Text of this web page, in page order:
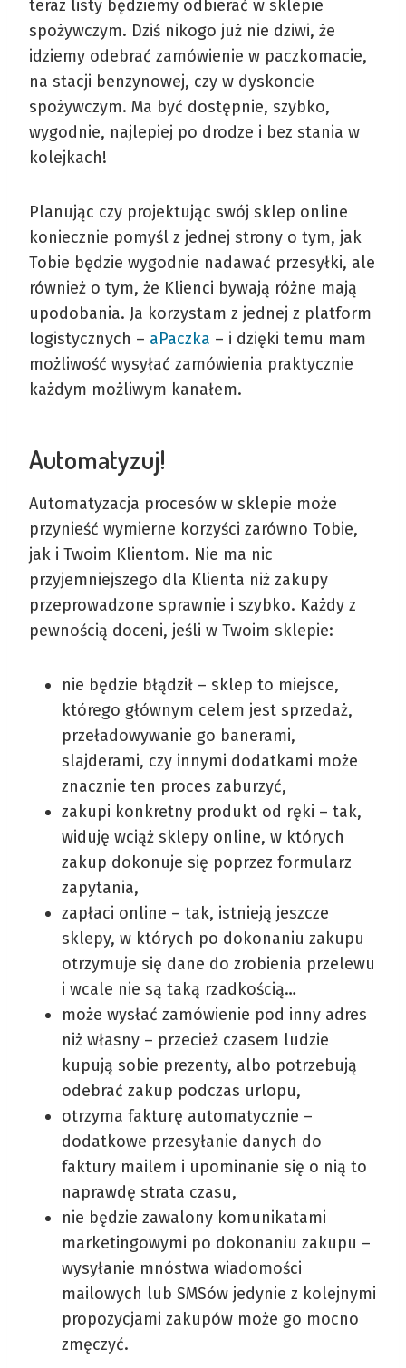
teraz listy będziemy odbierać w sklepie
spożywczym. Dziś nikogo już nie dziwi, że
idziemy odebrać zamówienie w paczkomacie,
na stacji benzynowej, czy w dyskoncie
spożywczym. Ma być dostępnie, szybko,
wygodnie, najlepiej po drodze i bez stania w
kolejkach!
Planując czy projektując swój sklep online
koniecznie pomyśl z jednej strony o tym, jak
Tobie będzie wygodnie nadawać przesyłki, ale
również o tym, że Klienci bywają różne mają
upodobania. Ja korzystam z jednej z platform
logistycznych – aPaczka – i dzięki temu mam
możliwość wysyłać zamówienia praktycznie
każdym możliwym kanałem.
Automatyzuj!
Automatyzacja procesów w sklepie może
przynieść wymierne korzyści zarówno Tobie,
jak i Twoim Klientom. Nie ma nic
przyjemniejszego dla Klienta niż zakupy
przeprowadzone sprawnie i szybko. Każdy z
pewnością doceni, jeśli w Twoim sklepie:
nie będzie błądził – sklep to miejsce,
którego głównym celem jest sprzedaż,
przeładowywanie go banerami,
slajderami, czy innymi dodatkami może
znacznie ten proces zaburzyć,
zakupi konkretny produkt od ręki – tak,
widuję wciąż sklepy online, w których
zakup dokonuje się poprzez formularz
zapytania,
zapłaci online – tak, istnieją jeszcze
sklepy, w których po dokonaniu zakupu
otrzymuje się dane do zrobienia przelewu
i wcale nie są taką rzadkością…
może wysłać zamówienie pod inny adres
niż własny – przecież czasem ludzie
kupują sobie prezenty, albo potrzebują
odebrać zakup podczas urlopu,
otrzyma fakturę automatycznie –
dodatkowe przesyłanie danych do
faktury mailem i upominanie się o nią to
naprawdę strata czasu,
nie będzie zawalony komunikatami
marketingowymi po dokonaniu zakupu –
wysyłanie mnóstwa wiadomości
mailowych lub SMSów jedynie z kolejnymi
propozycjami zakupów może go mocno
zmęczyć.